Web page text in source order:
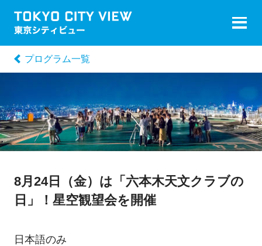
プログラム一覧
8月24日（金）は「六本木天文クラブの
日」！星空観望会を開催
日本語のみ